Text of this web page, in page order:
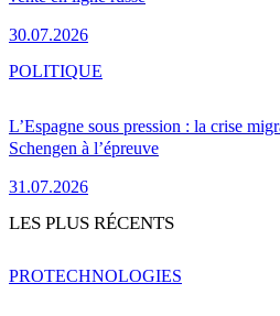
30.07.2026
L’Espagne sous pression : la crise
Schengen à l’épreuve
31.07.2026
POLITIQUE
LES PLUS RÉCENTS
PROTECHNOLOGIES